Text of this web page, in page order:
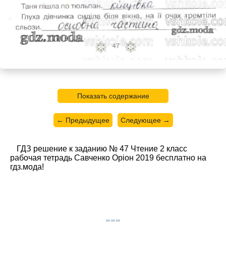
Показать содержание
← Предыдущее Следующее →
ГДЗ решение к заданию № 47 Чтение 2 класс
рабочая тетрадь Савченко Орiон 2019 бесплатно на
гдз.мода!